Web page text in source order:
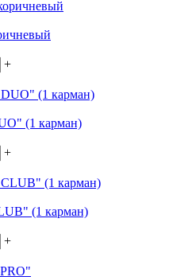
+
(1 карман)
+
(1 карман)
+